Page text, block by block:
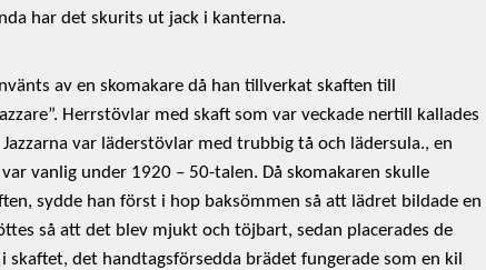
har det skurits ut jack i kanterna.
av en skomakare då han tillverkat skaften till
Herrstövlar med skaft som var veckade nertill kallades
Jazzarna var läderstövlar med trubbig tå och lädersula., en
vanlig under 1920 – 50-talen. Då skomakaren skulle
sydde han först i hop baksömmen så att lädret bildade en
så att det blev mjukt och töjbart, sedan placerades de
skaftet, det handtagsförsedda brädet fungerade som en kil